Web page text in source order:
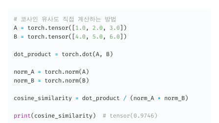
# 코사인 유사도 직접 계산하는 방법
A = torch . tensor( 1.0, 2.0, 3.0
)
B = torch . tensor( 4.0, 5.0, 6.0 )
dot_product = torch .dot(A, B )
norm_A = torch . norm(A )
norm_B = torch . norm( B )
cosine_similarity = dot_product / ( norm_A * norm_B )
print( cosine_similarity ) # tensor(0.9746)